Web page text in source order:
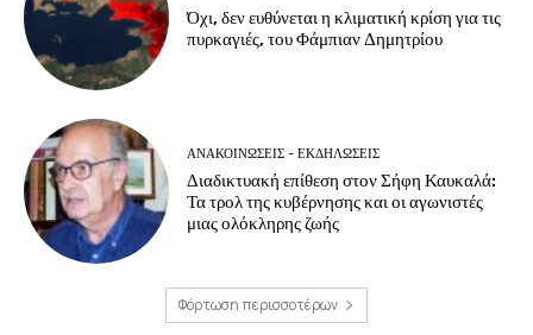
Όχι, δεν ευθύνεται η κλιματική κρίση για τις
πυρκαγιές, του Φάμπιαν Δημητρίου
ΑΝΑΚΟΙΝΩΣΕΙΣ - ΕΚΔΗΛΩΣΕΙΣ
Διαδικτυακή επίθεση στον Σήφη Καυκαλά:
Τα τρολ της κυβέρνησης και οι αγωνιστές
μιας ολόκληρης ζωής
Φόρτωση περισσοτέρων